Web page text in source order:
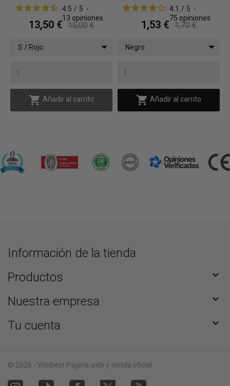
4.5 / 5 -
13 opiniones
13,50 € 15,00 €
S / Rojo
 Añadir al carrito
4.1 / 5 -
75 opiniones
1,53 € 1,70 €
Negro
 Añadir al carrito
Información de la tienda
Productos

Nuestra empresa 
Tu cuenta 
© 2026 - Vitobest Página web y tienda oficial